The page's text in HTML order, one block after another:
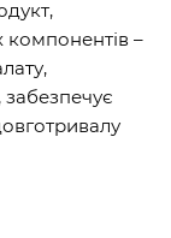
компонентів –